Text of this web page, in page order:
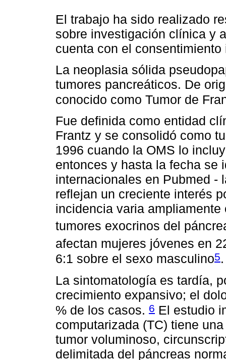
El trabajo ha sido realizado
sobre investigación clínica y
cuenta con el
La neoplasia sólida
tumores pancreáticos. De
conocido como Tumor de
Fue definida como entidad
Frantz y se consolidó como
1996 cuando la OMS lo
entonces y hasta la fecha se
internacionales en Pubmed -
reflejan un creciente interés
incidencia varia
tumores exocrinos del
afectan mujeres jóvenes en
6:1 sobre el sexo masculino5.
La sintomatología es tardía,
crecimiento expansivo; el
% de los casos. 6 El estudio
computarizada (TC) tiene
tumor voluminoso,
delimitada del páncreas